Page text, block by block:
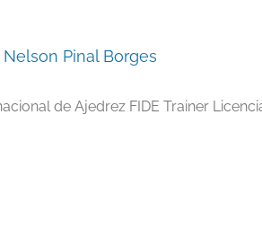
Nelson Pinal Borges
de Ajedrez FIDE Trainer